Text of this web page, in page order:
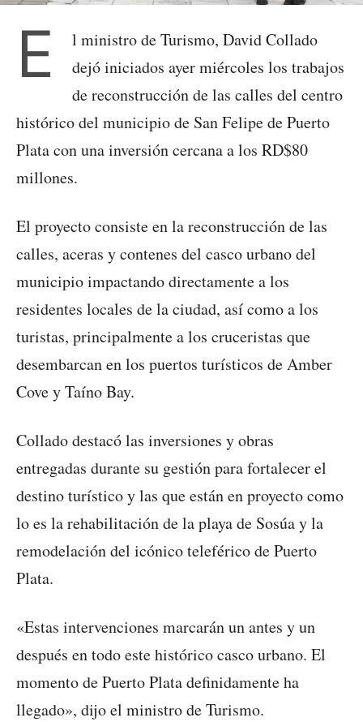
E
l ministro de Turismo, David Collado
dejó iniciados ayer miércoles los trabajos
de reconstrucción de las calles del centro
histórico del municipio de San Felipe de Puerto
Plata con una inversión cercana a los RD$80
millones.
El proyecto consiste en la reconstrucción de las
calles, aceras y contenes del casco urbano del
municipio impactando directamente a los
residentes locales de la ciudad, así como a los
turistas, principalmente a los cruceristas que
desembarcan en los puertos turísticos de Amber
Cove y Taíno Bay.
Collado destacó las inversiones y obras
entregadas durante su gestión para fortalecer el
destino turístico y las que están en proyecto como
lo es la rehabilitación de la playa de Sosúa y la
remodelación del icónico teleférico de Puerto
Plata.
«Estas intervenciones marcarán un antes y un
después en todo este histórico casco urbano. El
momento de Puerto Plata definidamente ha
llegado», dijo el ministro de Turismo.